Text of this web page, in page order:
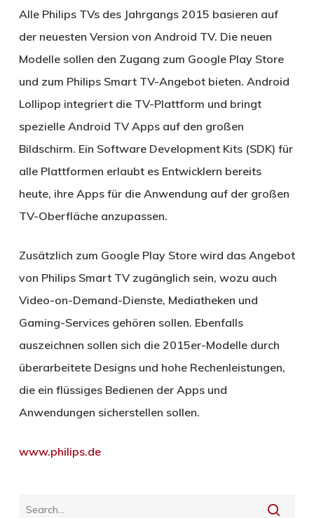
Alle Philips TVs des Jahrgangs 2015 basieren auf
der neuesten Version von Android TV. Die neuen
Modelle sollen den Zugang zum Google Play Store
und zum Philips Smart TV-Angebot bieten. Android
Lollipop integriert die TV-Plattform und bringt
spezielle Android TV Apps auf den großen
Bildschirm. Ein Software Development Kits (SDK) für
alle Plattformen erlaubt es Entwicklern bereits
heute, ihre Apps für die Anwendung auf der großen
TV-Oberfläche anzupassen.
Zusätzlich zum Google Play Store wird das Angebot
von Philips Smart TV zugänglich sein, wozu auch
Video-on-Demand-Dienste, Mediatheken und
Gaming-Services gehören sollen. Ebenfalls
auszeichnen sollen sich die 2015er-Modelle durch
überarbeitete Designs und hohe Rechenleistungen,
die ein flüssiges Bedienen der Apps und
Anwendungen sicherstellen sollen.
www.philips.de